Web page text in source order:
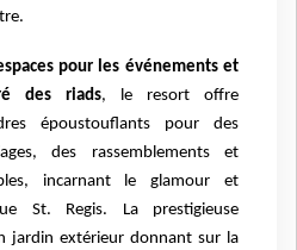
pour les événements et
des riads, le resort offre
époustouflants pour des
des rassemblements et
incarnant le glamour et
St. Regis. La prestigieuse
jardin extérieur donnant sur la